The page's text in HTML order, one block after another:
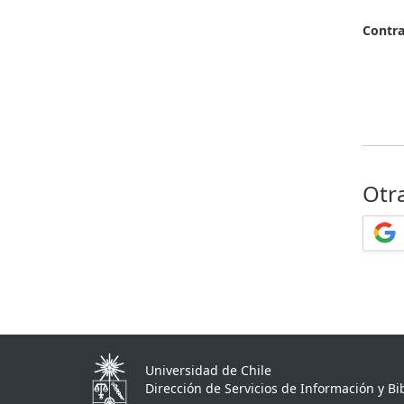
Universidad de Chile
Dirección de Servicios de Información y